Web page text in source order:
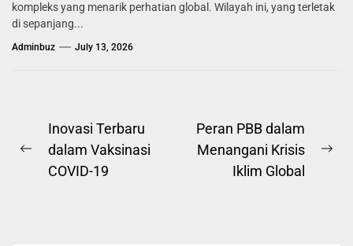
kompleks yang menarik perhatian global. Wilayah ini, yang terletak
di sepanjang...
Adminbuz July 13, 2026
Post
navigation
Previous
Inovasi Terbaru
dalam Vaksinasi
COVID-19
Peran PBB dalam
Menangani Krisis
Iklim Global